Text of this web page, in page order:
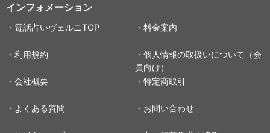
インフォメーション
・電話占いヴェルニTOP ・料金案内
・利用規約
・個人情報の取扱いについて（会
員向け）
・会社概要
・特定商取引
・よくある質問 ・お問い合わせ